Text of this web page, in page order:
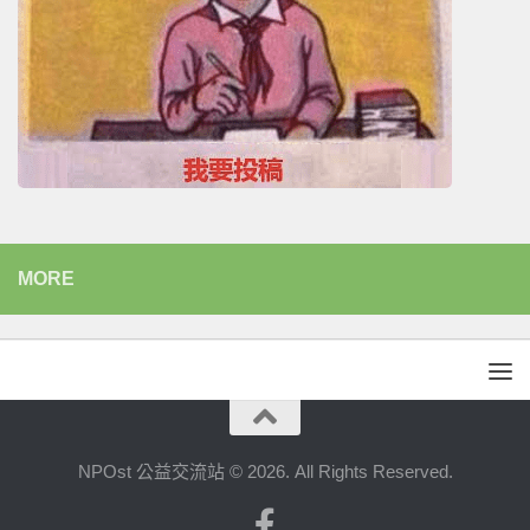
MORE
NPOst 公益交流站 © 2026. All Rights Reserved.